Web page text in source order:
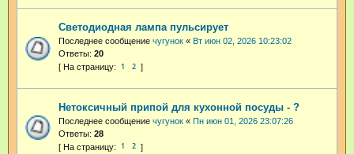
Светодиодная лампа пульсирует
Последнее сообщение чугунок « Вт июн 02, 2026 10:23:02
Ответы: 20
1 2
Нетоксичный припой для кухонной посуды - ?
Последнее сообщение чугунок « Пн июн 01, 2026 23:07:26
Ответы: 28
1 2